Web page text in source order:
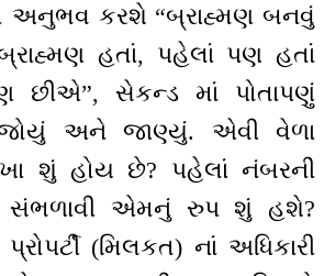
અનુભવ કરશે “બ્રાહ્મણ બનવું
હતાં, પહેલાં પણ હતાં
સેકન્ડ માં પોતાપણું
અને જાણ્યું. એવી વેળા
શું હોય છે? પહેલાં નંબરની
સંભળાવી એમનું રુપ શું હશે?
(મિલકત) નાં અધિકારી